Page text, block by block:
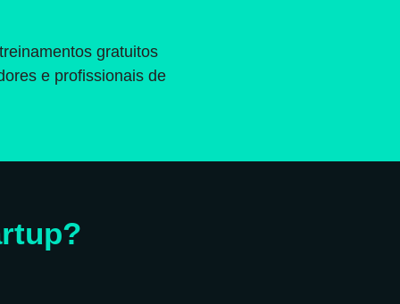
gratuitos
e profissionais de